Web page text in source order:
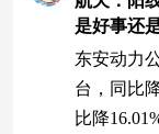
是好事还
东安动力
台，同比
比降